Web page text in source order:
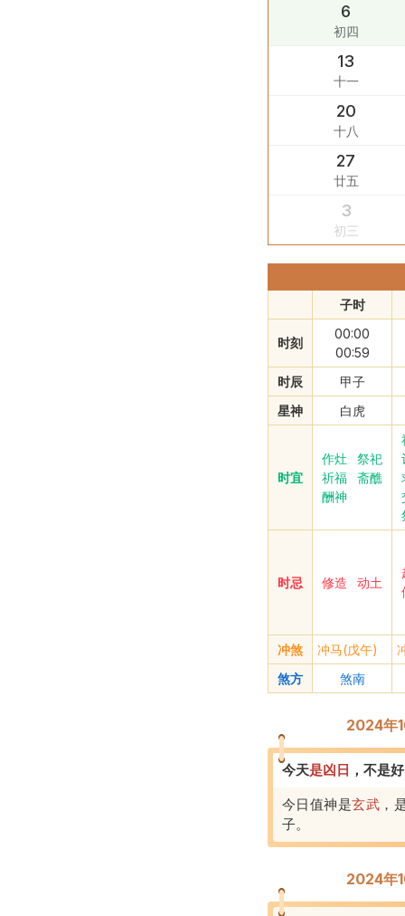
6
初四
13
十一
20
十八
27
廿五
3
初三
子时
时刻
00:00
00:59
时辰
甲子
星神
白虎
时宜
作灶
祭祀
祈福
斋醮
酬神
时忌 修造 动土
冲煞 冲马(戊午)
煞方
煞南
2024年
今天是凶 日 ， 不是
今日值神是玄武 ，
子。
2024年